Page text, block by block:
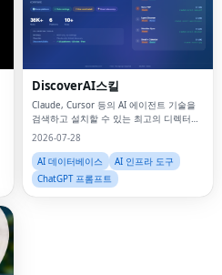
DiscoverAI스킬
Claude, Cursor 등의 AI 에이전트 기술을
검색하고 설치할 수 있는 최고의 디렉터리
입니다.
2026-07-28
AI 데이터베이스
AI 인프라 도구
ChatGPT 프롬프트